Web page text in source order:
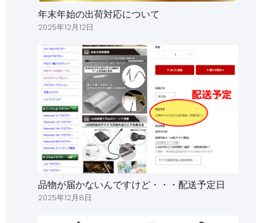
年末年始の出荷対応について
2025年12月12日
品物が届かないんですけど・・・配送予定日
2025年12月8日